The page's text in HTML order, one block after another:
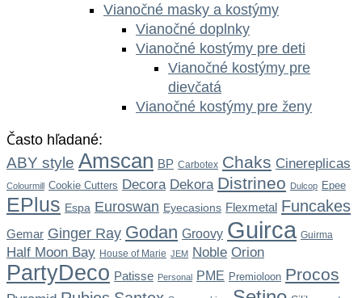
Vianočné masky a kostýmy
Vianočné doplnky
Vianočné kostýmy pre deti
Vianočné kostýmy pre
dievčatá
Vianočné kostýmy pre ženy
Často hľadané:
ABY style Amscan BP Carbotex Chaks Cinereplicas
Colourmill Cookie Cutters Decora Dekora Distrineo Dulcop Epee
EPlus Espa Euroswan Eyecasions Flexmetal Funcakes
Gemar Ginger Ray Godan Groovy Guirca Guirma
Half Moon Bay House of Marie JEM Noble Orion
PartyDeco Patisse Personal PME Premioloon Procos